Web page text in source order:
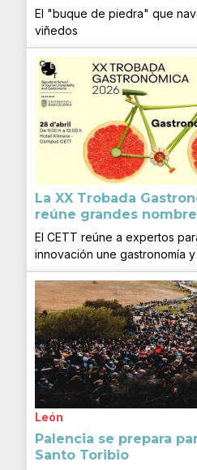
El "buque de piedra" que
viñedos
La XX Trobada
reúne grandes
El CETT reúne a expertos
innovación une gastronomía
León
Palencia se prepara
Santo Toribio